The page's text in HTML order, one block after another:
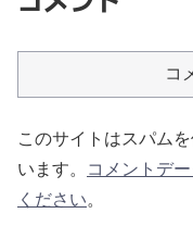
コ
このサイトはスパム
います。
コメントデ
ください。